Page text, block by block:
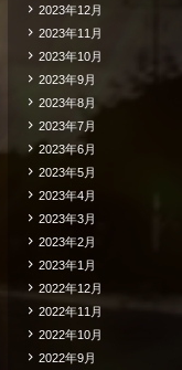
2023年12月
2023年11月
2023年10月
2023年9月
2023年8月
2023年7月
2023年6月
2023年5月
2023年4月
2023年3月
2023年2月
2023年1月
2022年12月
2022年11月
2022年10月
2022年9月